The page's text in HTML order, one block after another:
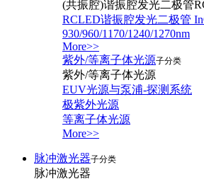
(共振腔)谐振腔发光二极管
RCLED谐振腔发光二极管
930/960/1170/1240/1270nm
More>>
紫外/等离子体光源子分类
紫外/等离子体光源
EUV光源与泵浦-探测系统
极紫外光源
等离子体光源
More>>
脉冲激光器子分类
脉冲激光器